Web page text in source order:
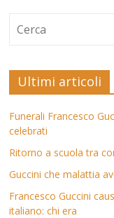
Ultimi articoli
Funerali Francesco
celebrati
Ritorno a scuola tra
Guccini che malattia
Francesco Guccini
italiano: chi era